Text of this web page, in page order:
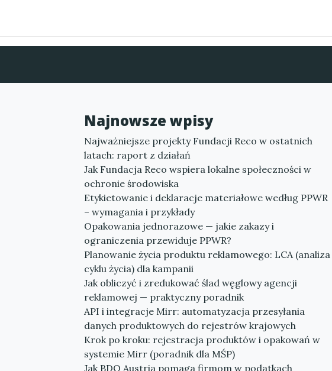
Najnowsze wpisy
Najważniejsze projekty Fundacji Reco w ostatnich
latach: raport z działań
Jak Fundacja Reco wspiera lokalne społeczności w
ochronie środowiska
Etykietowanie i deklaracje materiałowe według PPWR
– wymagania i przykłady
Opakowania jednorazowe — jakie zakazy i
ograniczenia przewiduje PPWR?
Planowanie życia produktu reklamowego: LCA (analiza
cyklu życia) dla kampanii
Jak obliczyć i zredukować ślad węglowy agencji
reklamowej — praktyczny poradnik
API i integracje Mirr: automatyzacja przesyłania
danych produktowych do rejestrów krajowych
Krok po kroku: rejestracja produktów i opakowań w
systemie Mirr (poradnik dla MŚP)
Jak BDO Austria pomaga firmom w podatkach